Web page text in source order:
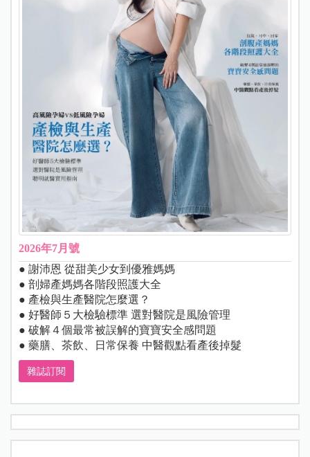
2026年7月號
● 謝沛恩 從甜美少女到優雅媽媽
● 剖婦產媽媽各階段照護大全
● 產檢與生產醫院怎麼選？
● 好醫師５大檢驗標準 選對醫院是風險管理
● 破解４個最常被誤解的寶寶安全感問題
● 藥膳、茶飲、日常保養 中醫觀點看產後掉髮
雜誌訂閱